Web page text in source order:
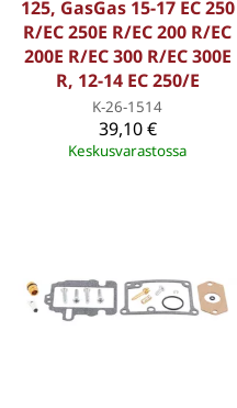
125, GasGas 15-17 EC 250
R/EC 250E R/EC 200 R/EC
200E R/EC 300 R/EC 300E
R, 12-14 EC 250/E
K-26-1514
39,10 €
Keskusvarastossa